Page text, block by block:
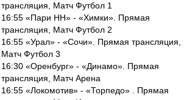
трансляция, Матч Футбол 1
16:55 «Пари НН» - «Химки». Прямая
трансляция, Матч Футбол 2
16:55 «Урал» - «Сочи». Прямая трансляция,
Матч Футбол 3
16:30 «Оренбург» - «Динамо». Прямая
трансляция, Матч Арена
16:55 «Локомотив» - «Торпедо» . Прямая